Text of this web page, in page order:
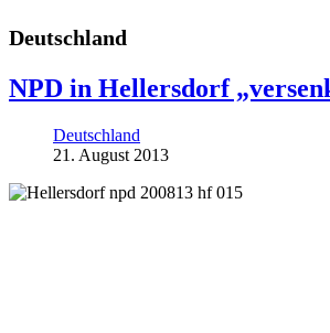
Deutschland
NPD in Hellersdorf
Deutschland
21. August 2013